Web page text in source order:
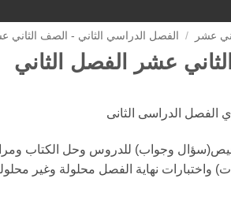
عشر / الفصل الدراسي الثاني - الصف الثاني
عشر الفصل الثاني
الفصل الدراسى الثانى
وجواب) للدروس وحل الكتاب
واختبارات نهاية الفصل محلولة وغير